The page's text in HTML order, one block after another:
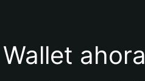
ahora